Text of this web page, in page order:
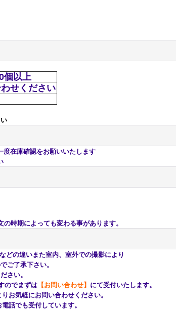
個以上
せください
在庫確認をお願いいたします
時期によっても変わる事があります。
どの違いまた室内、室外での撮影により
了承下さい。
い。
でまずは 【お問い合わせ】 にて受付いたします。
りお気軽にお問い合わせください。
でも受付しています。